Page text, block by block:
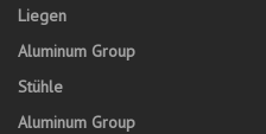
Liegen
Aluminum Group
Stühle
Aluminum Group